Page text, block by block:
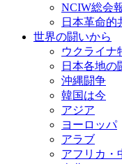
NCIW総会
日本革命的
世界の闘いから
ウクライナ
日本各地の
沖縄闘争
韓国は今
アジア
ヨーロッパ
アラブ
アフリカ・